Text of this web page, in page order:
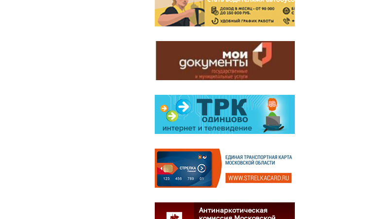
Антинаркотическая